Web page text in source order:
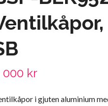
000 kr
i gjuten aluminium